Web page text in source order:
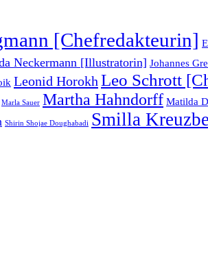
[Chefredakteurin]
Neckermann [Illustratorin] Johannes
Leonid Horokh Leo Schrott
Marla Sauer Martha Hahndorff Matilda
Shirin Shojae Doughabadi Smilla